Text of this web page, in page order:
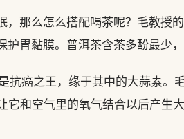
，那么怎么搭配喝茶呢？毛教授
胃黏膜。普洱茶含茶多酚最少，
抗癌之王，缘于其中的大蒜素。
它和空气里的氧气结合以后产生